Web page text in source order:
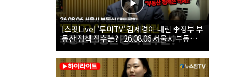
[스팟Live] '투미TV' 김제경이 내린 李정부 부
동산 정책 점수는? | 26.08.06 서울시 부동산
대토론회